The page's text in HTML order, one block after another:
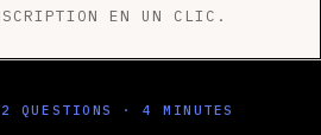
EN UN CLIC.
QUESTIONS · 4 MINUTES